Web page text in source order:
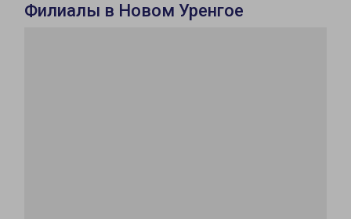
Филиалы в Новом Уренгое